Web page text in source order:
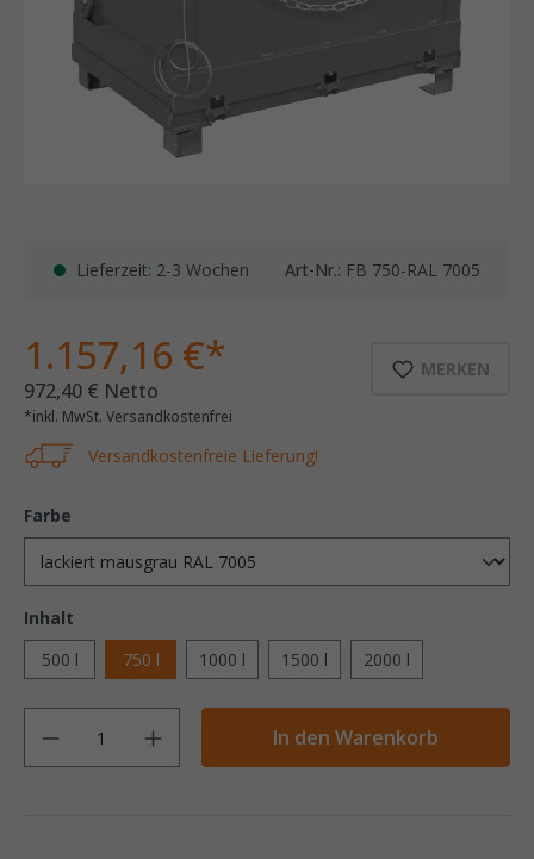
Lieferzeit: 2-3 Wochen Art-Nr.: FB 750-RAL 7005
MERKEN
1.157,16 €*
972,40 € Netto
*inkl. MwSt. Versandkostenfrei
Versandkostenfreie Lieferung!
Farbe
Inhalt
500 l
750 l 1000 l 1500 l 2000 l
In den Warenkorb